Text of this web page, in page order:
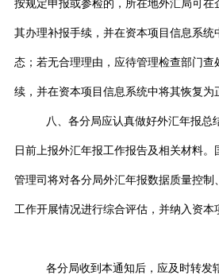
按规定申报或参检的，所在地外汇局可在
其办理补报手续，并在资本项目信息系统
态；若无合理理由，应待管理检查部门
续，并在资本项目信息系统中将其恢复为
八、各分局应认真做好外汇年报总
日前上报外汇年报工作报告及相关材料。
管理司将对各分局外汇年报数据质量控制
工作开展情况进行综合评估，并纳入资本
各分局收到本通知后，应及时转发